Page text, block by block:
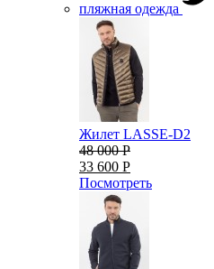
пляжная одежда
Жилет LASSE-D2
48 000 Р
33 600 Р
Посмотреть